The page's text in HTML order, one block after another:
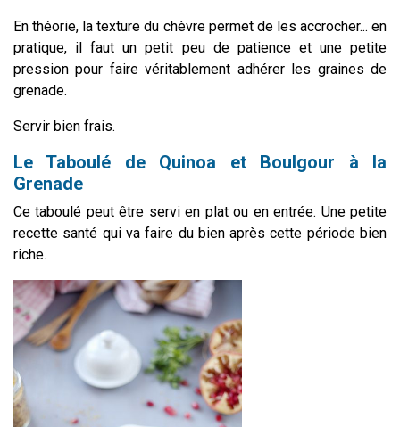
En théorie, la texture du chèvre permet de les accrocher... en
pratique, il faut un petit peu de patience et une petite
pression pour faire véritablement adhérer les graines de
grenade.
Servir bien frais.
Le Taboulé de Quinoa et Boulgour à la
Grenade
Ce taboulé peut être servi en plat ou en entrée. Une petite
recette santé qui va faire du bien après cette période bien
riche.